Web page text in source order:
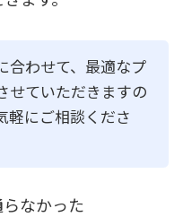
合わせて、最適なプ
せていただきますの
軽にご相談くださ
なかった